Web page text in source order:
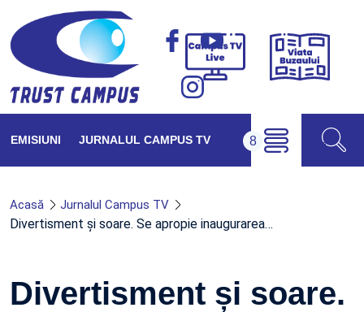
Campus
Viața
EMISIUNI JURNALUL CAMPUS TV
Acasă Jurnalul Campus TV
Divertisment și soare. Se apropie inaugurarea…
Divertisment și soare.